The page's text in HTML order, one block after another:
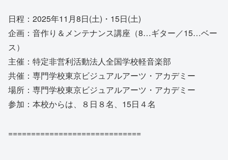
日程：2025年11月8日(土)・15日(土)
企画：音作り＆メンテナンス講座（8…ギター／15…ベー
ス）
主催：特定非営利活動法人全国学校軽音楽部
共催：専門学校東京ビジュアルアーツ・アカデミー
場所：専門学校東京ビジュアルアーツ・アカデミー
参加：本校からは、８日８名、15日４名
=============================